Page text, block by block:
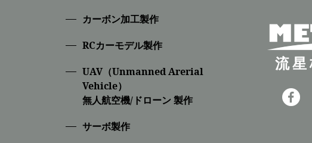
カーボン加工製作
RCカーモデル製作
UAV（Unmanned Arerial
Vehicle）
無人航空機/ドローン 製作
サーボ製作
流